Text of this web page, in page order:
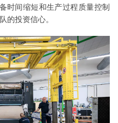
时间缩短和生产过程质量控制
的投资信心。